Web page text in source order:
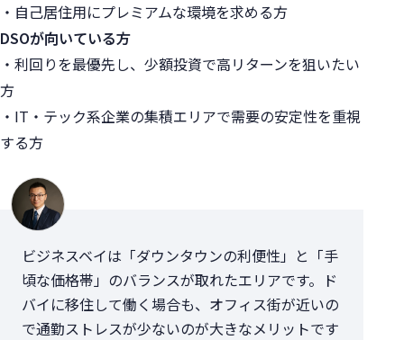
・自己居住用にプレミアムな環境を求める方
DSOが向いている方
・利回りを最優先し、少額投資で高リターンを狙いたい
方
・IT・テック系企業の集積エリアで需要の安定性を重視
する方
ビジネスベイは「ダウンタウンの利便性」と「手
頃な価格帯」のバランスが取れたエリアです。ド
バイに移住して働く場合も、オフィス街が近いの
で通勤ストレスが少ないのが大きなメリットです